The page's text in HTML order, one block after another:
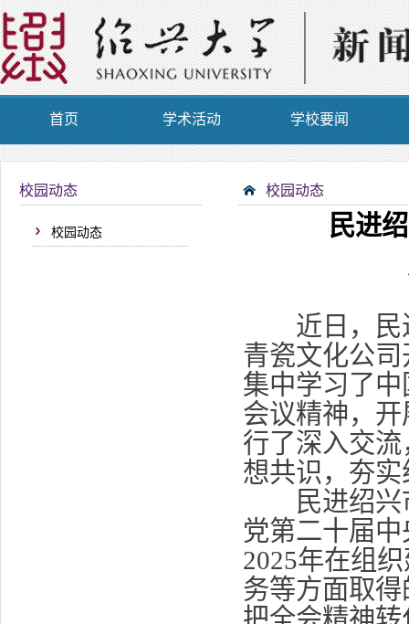
首页 学术活动 学校要闻
校园动态
校园动态
校园动态
民进
近日，民进
青瓷文化公
集中学习了
会议精神，
行了深入交
想共识，夯
民进绍兴市
党第二十届
2025年在组
务等方面取